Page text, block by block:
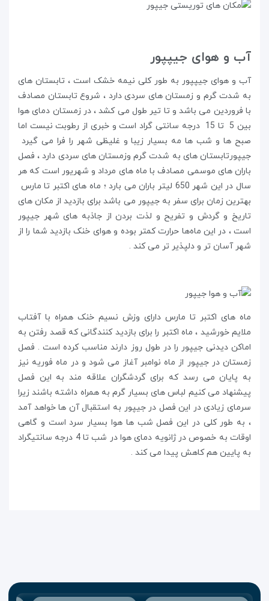
آب و هوای جیپپور
آب و هوای جیپپور به طور کلی نیمه خشک است ، تابستان های
به شدت گرم و زمستان های سردی دارد ، شروع تابستان مصادف
با فروردین می باشد و تا تیر طول می کشد ، در زمستان دمای هوا
بین 5 تا 15 درجه سانتی گراد است و خبری از رطوبت نیست اما
صبح ها و شب ها مه بسیار زیبا و غلیظی شهر را فرا می گیرد
جیپورتابستان های به شدت گرم وزمستان های سردی دارد ، فصل
باران های موسمی مصادف با ماه های مرداد و شهریور است که هر
سال در این شهر 650 لیتر باران می بارد ؛ ماه ‌های اکتبر تا مارس
بهترین زمان برای سفر به جیپور می باشد برای بازدید از مکان های
تاریخ و گردش و تفریح و لذت بردن از جاذبه های شهر جیپور
است ، در این ماه‌ها حرارت کمتر بوده و هوای خنک بازدید شما را از
شهر آسان تر و دلپذیر تر می کند .
ماه های اکتبر تا مارس دارای وزش نسیم خنک همراه با آفتاب
ملایم خورشید ، ماه اکتبر را برای بازدید کنندگانی که قصد رفتن به
اماکن دیدنی جیپور را در طول روز دارند مناسب کرده است . فصل
زمستان در جیپور از ماه نوامبر آغاز می شود و در ماه فوریه نیز
به پایان می رسد که برای گردشگران علاقه مند به این فصل
پیشنهاد می کنیم لباس های بسیار گرم به همراه داشته باشند زیرا
سرمای زیادی در این فصل در جیپور به استقبال آن ها خواهد آمد
، به طور کلی در این فصل شب ها هوا بسیار سرد است و گاهی
اوقات به خصوص در ژانویه دمای هوا در شب تا 4 درجه سانتیگراد
به پایین هم کاهش پیدا می کند .